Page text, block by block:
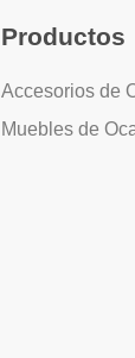
Productos
Accesorios de
Muebles de